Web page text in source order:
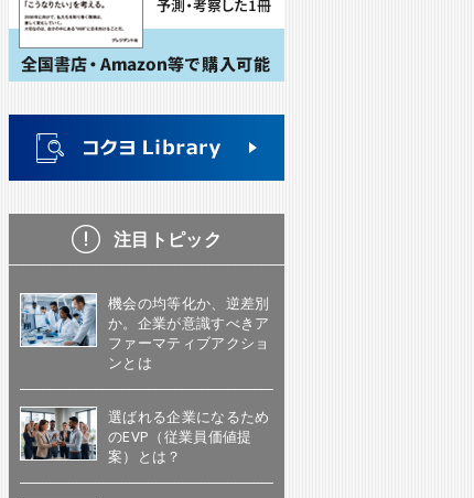
注目トピック
機会の均等化か、逆差別
か。企業が意識すべきア
ファーマティブアクショ
ンとは
選ばれる企業になるため
のEVP（従業員価値提
案）とは？